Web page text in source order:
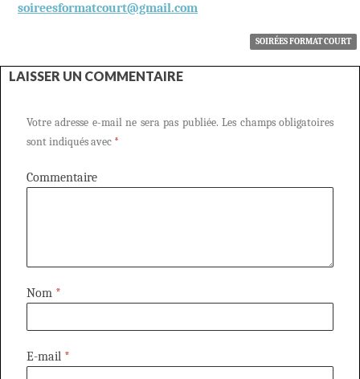
soireesformatcourt@gmail.com
SOIRÉES FORMAT COURT
LAISSER UN COMMENTAIRE
Votre adresse e-mail ne sera pas publiée. Les champs obligatoires
sont indiqués avec *
Commentaire
Nom *
E-mail *